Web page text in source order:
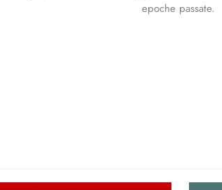
epoche passate.